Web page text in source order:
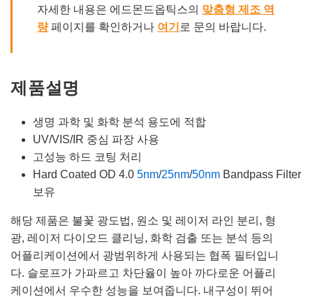
자세한 내용은 에드몬드옵틱스의 맞춤형 제조 역
량페이지를 확인하거나 여기 로 문의 바랍니다.
제품설명
생명 과학 및 화학 분석 용도에 적합
UV/VIS/IR 중심 파장 사용
고성능 하드 코팅 처리
Hard Coated OD 4.0 5nm/25nm/50nm Bandpass Filter
보유
해당 제품은 불꽃 광도법, 원소 및 레이저 라인 분리, 형
광, 레이저 다이오드 클리닝, 화학 검출 또는 분석 등의
어플리케이션에서 광범위하게 사용되는 협폭 필터입니
다. 슬로프가 가파르고 차단율이 높아 까다로운 어플리
케이션에서 우수한 성능을 보여줍니다. 내구성이 뛰어